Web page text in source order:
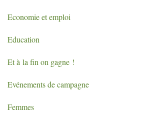
Economie et emploi
Education
Et à la fin on gagne !
Evénements de campagne
Femmes